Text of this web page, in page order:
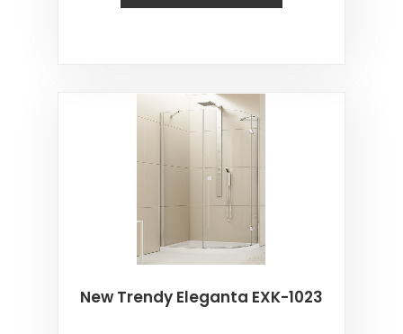
New Trendy Eleganta EXK-1023